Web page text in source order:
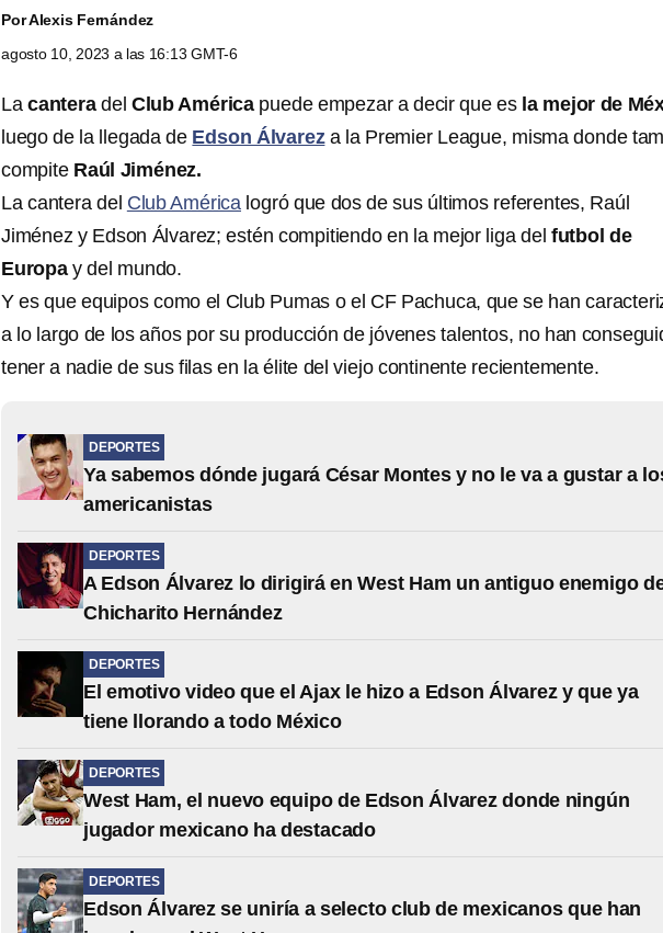
PorAlexis Fernández
agosto 10, 2023 a las 16:13 GMT-6
La cantera del Club América puede empezar a decir que es la mejor de
luego de la llegada de Edson Álvareza la Premier League, misma donde
compiteRaúl Jiménez.
La cantera del Club América logró que dos de sus últimos referentes, Raúl
Jiménez y Edson Álvarez; estén compitiendo en la mejor liga del futbol de
Europay del mundo.
Y es que equipos como el Club Pumas o el CF Pachuca, que se han
a lo largo de los años por su producción de jóvenes talentos, no han
tener a nadie de sus filas en la élite del viejo continente recientemente.
DEPORTES
Ya sabemos dónde jugará César Montes y no le va a gustar a
americanistas
DEPORTES
A Edson Álvarez lo dirigirá en West Ham un antiguo enemigo
Chicharito Hernández
DEPORTES
El emotivo video que el Ajax le hizo a Edson Álvarez y que ya
tiene llorando a todo México
DEPORTES
West Ham, el nuevo equipo de Edson Álvarez donde ningún
jugador mexicano ha destacado
DEPORTES
Edson Álvarez se uniría a selecto club de mexicanos que han